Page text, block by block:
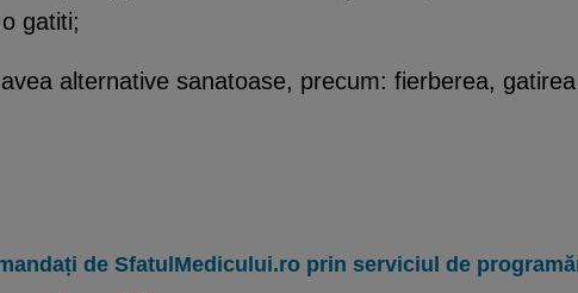
gatiti;
alternative sanatoase, precum: fierberea,
de SfatulMedicului.ro prin serviciul de